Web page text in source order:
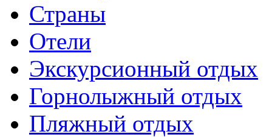
Страны
Отели
Экскурсионный отдых
Горнолыжный отдых
Пляжный отдых